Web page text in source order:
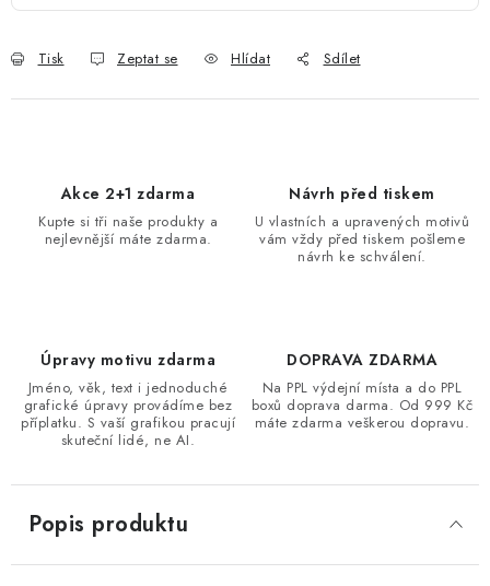
Tisk Zeptat se Hlídat Sdílet
Akce 2+1 zdarma
Kupte si tři naše produkty a
nejlevnější máte zdarma.
Návrh před tiskem
U vlastních a upravených motivů
vám vždy před tiskem pošleme
návrh ke schválení.
Úpravy motivu zdarma
Jméno, věk, text i jednoduché
grafické úpravy provádíme bez
příplatku. S vaší grafikou pracují
skuteční lidé, ne AI.
DOPRAVA ZDARMA
Na PPL výdejní místa a do PPL
boxů doprava darma. Od 999 Kč
máte zdarma veškerou dopravu.
Popis produktu